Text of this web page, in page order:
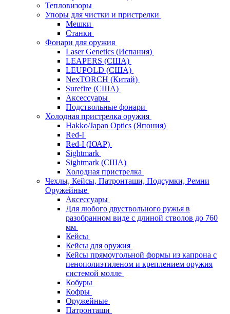
Тепловизоры
Упоры для чистки и пристрелки
Мешки
Станки
Фонари для оружия
Laser Genetics (Испания)
LEAPERS (США)
LEUPOLD (США)
NexTORCH (Китай)
Surefire (США)
Аксессуары
Подствольные фонари
Холодная пристрелка оружия
Hakko/Japan Optics (Япония)
Red-I
Red-I (ЮАР)
Sightmark
Sightmark (США)
Холодная пристрелка
Чехлы, Кейсы, Патронташи, Подсумки, Ремни
Оружейные
Аксессуары
Для любого двуствольного ружья в
разобранном виде с длиной стволов до 760
мм
Кейсы
Кейсы для оружия
Кейсы прямоугольной формы из капрона с
пенополиэтиленом и креплением оружия
системой молле
Кобуры
Кофры
Оружейные
Патронташи